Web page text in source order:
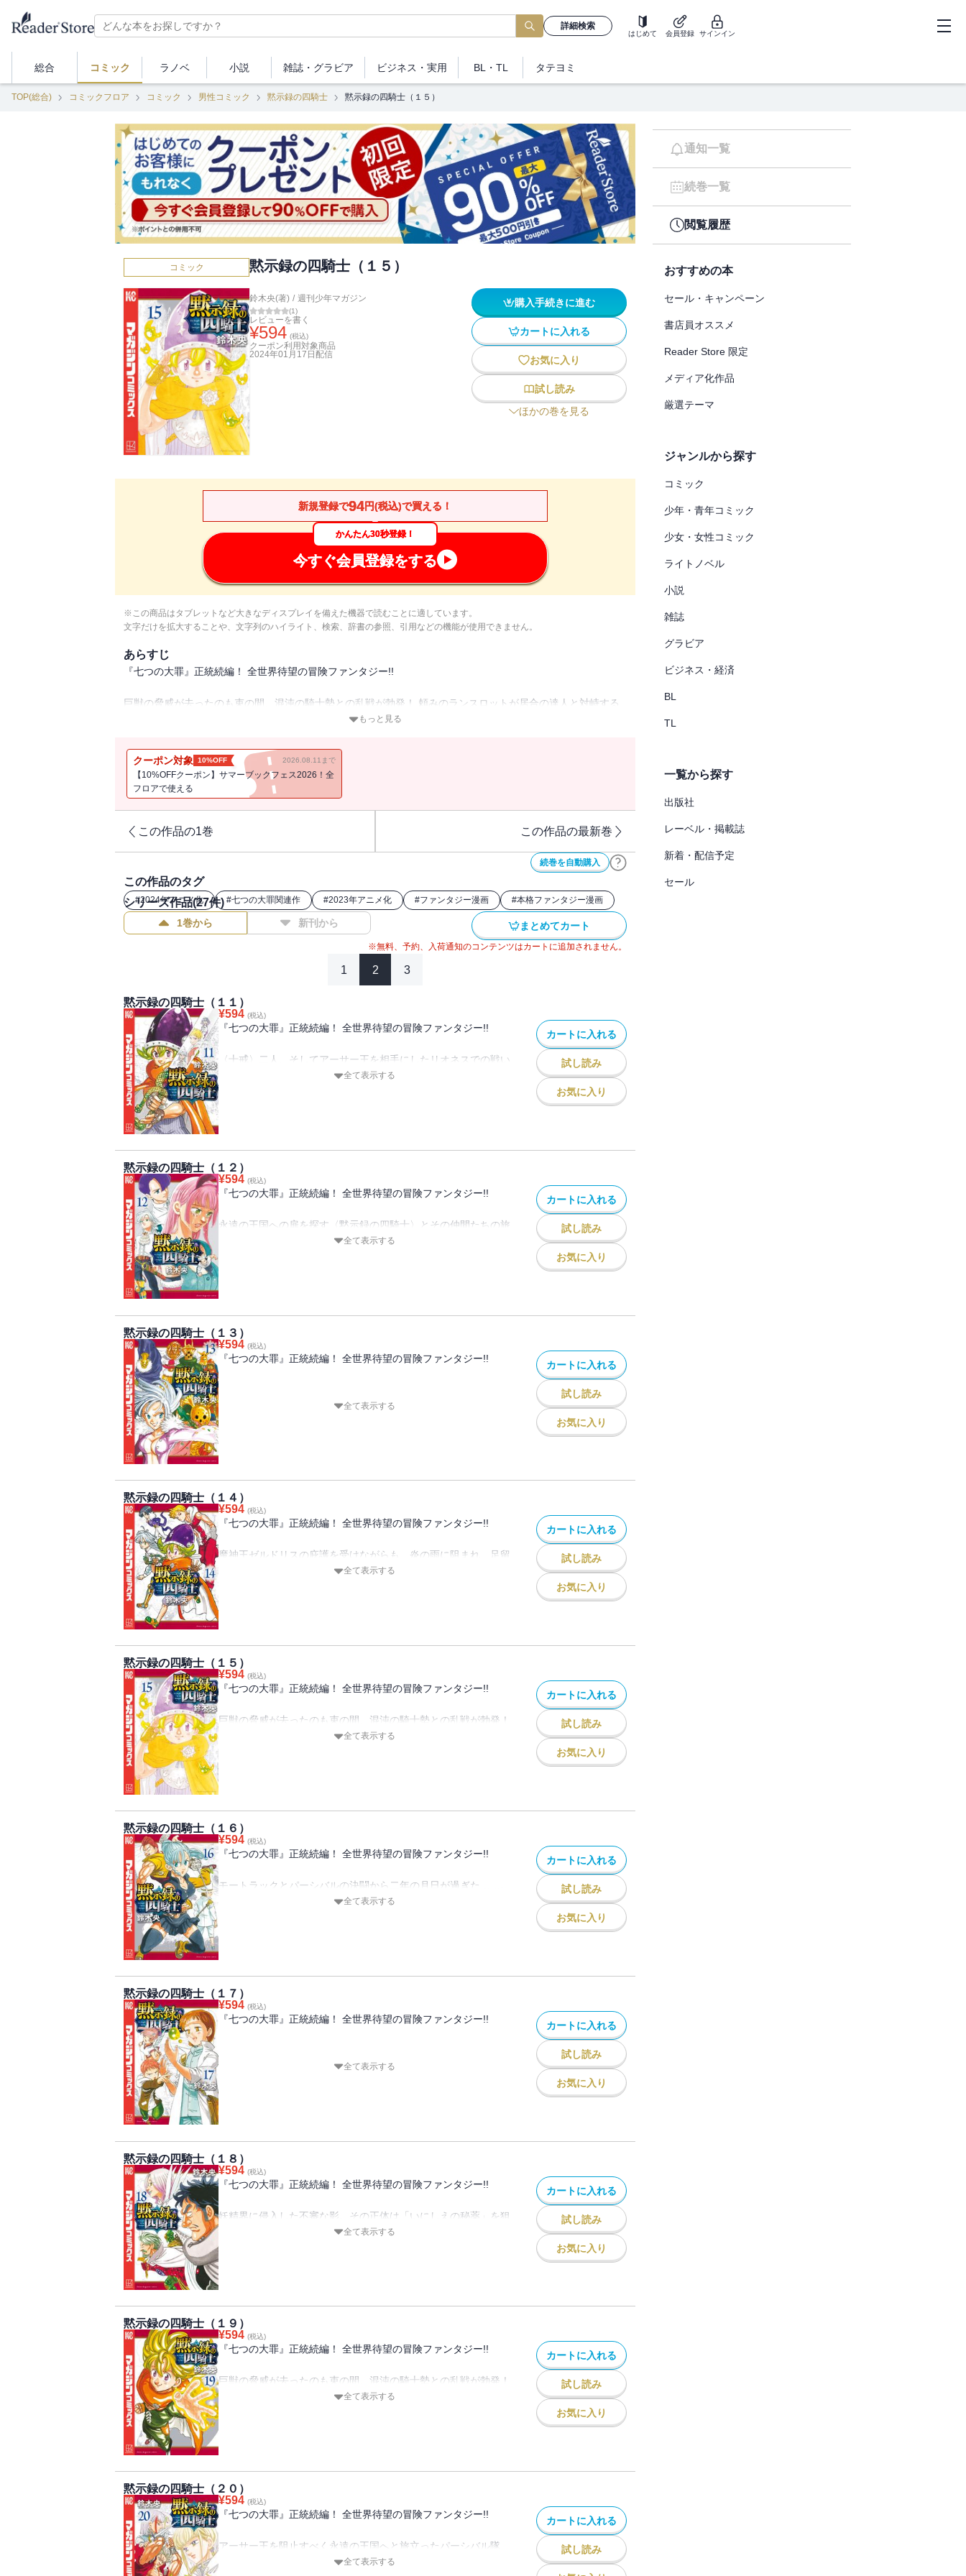
詳細検索
はじめて 会員登録 サインイン
総合 コミック ラノベ 小説 雑誌・ グラビア ビジネス ・実用 BL・TL タテヨミ
TOP(総合) コミックフロア コミック 男性コミック 黙示録の四騎士 黙示録の四騎士（１５）
コミック 黙示録の四騎士（１５）
鈴木央(著) / 週刊少年マガジン
(1)
レビューを書く
¥594 (税込)
クーポン利用対象商品
2024年01月17日 配信
購入手続きに進む
カートに入れる
お気に入り
試し読み
ほかの巻を見る
新規登録で94円(税込)で買える！
かんたん30秒登録！
今すぐ会員登録をする
※この商品はタブレットなど大きなディスプレイを備えた機器で読むことに適しています。
文字だけを拡大することや、文字列のハイライト、検索、辞書の参照、引用などの機能が使用できません。
あらすじ
『七つの大罪』正統続編！ 全世界待望の冒険ファンタジー!!
巨獣の脅威が去ったのも束の間、混沌の騎士勢との乱戦が勃発！ 頼みのランスロットが居合の達人と対峙する
中、弓矢、石化、そして「契約の獣」に翻弄され、苦境に陥る〈黙示録の四騎士〉と仲間たち。劣勢挽回はガウ
真実を知り……。
闘いは受け入れがたき結末を迎え、物語はいま未曾有の転機を迎える！
もっと見る
クーポン対象 10%OFF 2026.08.11まで
【10%OFFクーポン】サマーブックフェス2026！全
フロアで使える
この作品の1巻 この作品の最新巻
続巻を自動購入
この作品のタグ
#2024年アニメ化 #七つの大罪関連作 #2023年アニメ化 #ファンタジー漫画 #本格ファンタジー漫画
シリーズ作品(27件)
1巻から 新刊から まとめてカート
※無料、予約、入荷通知のコンテンツはカートに追加されません。
1 2 3
黙示録の四騎士（１１）
¥594 (税込)
『七つの大罪』正統続編！ 全世界待望の冒険ファンタジー!!
〈十戒〉二人、そしてアーサー王を相手にしたリオネスでの戦い
はひとまず幕を閉じた。その戦闘で初めて集結し、真価の一端を
ナシエンス、アンたちの大冒険ふたたび!!
全て表示する
カートに入れる
試し読み
お気に入り
黙示録の四騎士（１２）
¥594 (税込)
『七つの大罪』正統続編！ 全世界待望の冒険ファンタジー!!
永遠の王国への扉を探す〈黙示録の四騎士〉とその仲間たちの旅
が始まった！ リオネスを発った一行がまず立ち寄ったのは、壁
込め始め――。
全て表示する
カートに入れる
試し読み
お気に入り
黙示録の四騎士（１３）
¥594 (税込)
『七つの大罪』正統続編！ 全世界待望の冒険ファンタジー!!
捜し出し、隠された真実を手にするまでは。旅芸人のドニーに、
喋るキツネ・シン。愉快な同行者を道連れに、始まる遥かな旅
全て表示する
カートに入れる
試し読み
お気に入り
黙示録の四騎士（１４）
¥594 (税込)
『七つの大罪』正統続編！ 全世界待望の冒険ファンタジー!!
魔神王ゼルドリスの庇護を受けながらも、炎の雨に阻まれ、足留
めを食う〈黙示録の四騎士〉たち。その間、パーシバル隊は特訓
パーシバルの正体……!?
全て表示する
カートに入れる
試し読み
お気に入り
黙示録の四騎士（１５）
¥594 (税込)
『七つの大罪』正統続編！ 全世界待望の冒険ファンタジー!!
巨獣の脅威が去ったのも束の間、混沌の騎士勢との乱戦が勃発！
頼みのランスロットが居合の達人と対峙する中、弓矢、石化、そ
闘いは受け入れがたき結末を迎え、物語はいま未曾有の転機を迎
える！
全て表示する
カートに入れる
試し読み
お気に入り
黙示録の四騎士（１６）
¥594 (税込)
『七つの大罪』正統続編！ 全世界待望の冒険ファンタジー!!
モートラックとパーシバルの決闘から二年の月日が過ぎた……。
〈黙示録の四騎士〉の一角を失い、混沌の騎士たちの跳梁を許す
る！
全て表示する
カートに入れる
試し読み
お気に入り
黙示録の四騎士（１７）
¥594 (税込)
『七つの大罪』正統続編！ 全世界待望の冒険ファンタジー!!
昏々とパーシバルが眠り続ける妖精王と巨人の女王の森。そこに
て、大いなる悲劇の匂いが――。
全て表示する
カートに入れる
試し読み
お気に入り
黙示録の四騎士（１８）
¥594 (税込)
『七つの大罪』正統続編！ 全世界待望の冒険ファンタジー!!
妖精界に侵入した不審な影。その正体は「いにしえの秘薬」を狙
うキャメロットの一団だった。取り替え子ふたりの葛藤を利用さ
全て表示する
カートに入れる
試し読み
お気に入り
黙示録の四騎士（１９）
¥594 (税込)
『七つの大罪』正統続編！ 全世界待望の冒険ファンタジー!!
巨獣の脅威が去ったのも束の間、混沌の騎士勢との乱戦が勃発！
頼みのランスロットが居合の達人と対峙する中、弓矢、石化、そ
闘いは受け入れがたき結末を迎え、物語はいま未曾有の転機を迎
える！
全て表示する
カートに入れる
試し読み
お気に入り
黙示録の四騎士（２０）
¥594 (税込)
『七つの大罪』正統続編！ 全世界待望の冒険ファンタジー!!
アーサー王を阻止すべく永遠の王国へと旅立ったパーシバル隊
は、ガウェインの導きでアンヌヴンの大釜へ。そこで首尾よくト
全て表示する
カートに入れる
試し読み
通知一覧
続巻一覧
閲覧履歴
おすすめの本
セール・キャンペーン
書店員オススメ
Reader Store 限定
メディア化作品
厳選テーマ
ジャンルから探す
コミック
少年・青年コミック
少女・女性コミック
ライトノベル
小説
雑誌
グラビア
ビジネス・経済
BL
TL
一覧から探す
出版社
レーベル・掲載誌
新着・配信予定
セール